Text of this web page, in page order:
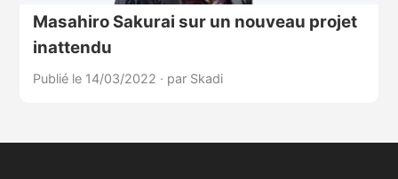
Masahiro Sakurai sur un nouveau projet
inattendu
Publié le 14/03/2022 · par Skadi